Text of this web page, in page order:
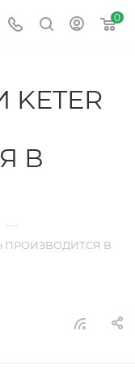
0
В
—
ПРОИЗВОДИТСЯ В